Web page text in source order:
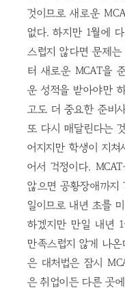
것이므로 새로운
없다. 하지만 1월에
스럽지 않다면 문제
터 새로운 MCAT을
운 성적을 받아야만
고도 더 중요한 준비
또 다시 매달린다는
어지지만 학생이 지
어서 걱정이다.
않으면 공황장애까지
일이므로 내년 초를
하겠지만 만일 내년
만족스럽지 않게 나
은 대처법은 잠시
은 취업이든 다른 곳